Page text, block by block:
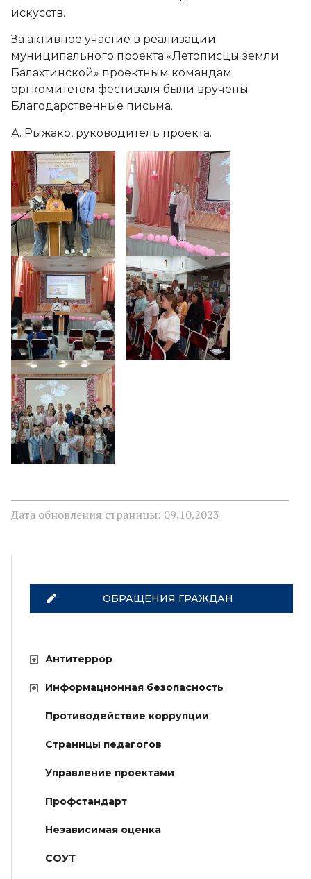
искусств.
За активное участие в реализации
муниципального проекта «Летописцы земли
Балахтинской» проектным командам
оргкомитетом фестиваля были вручены
Благодарственные письма.
А. Рыжако, руководитель проекта.
Дата обновления страницы: 09.10.2023
ОБРАЩЕНИЯ ГРАЖДАН
Антитеррор
Информационная безопасность
Противодействие коррупции
Страницы педагогов
Управление проектами
Профстандарт
Независимая оценка
СОУТ